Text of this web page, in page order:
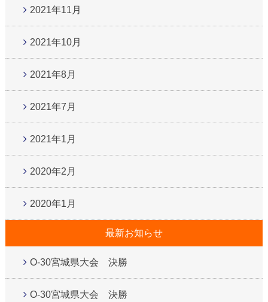
2021年11月
2021年10月
2021年8月
2021年7月
2021年1月
2020年2月
2020年1月
最新お知らせ
O-30宮城県大会 決勝
O-30宮城県大会 決勝